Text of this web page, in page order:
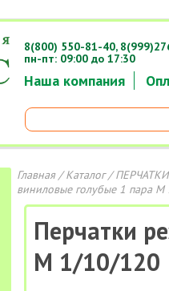
Наша компания
8(800) 550-81-40,
пн-пт: 09:00 до 17:30
Главная/Каталог/
виниловые голубые 1 пара
Перчатки
M 1/10/120